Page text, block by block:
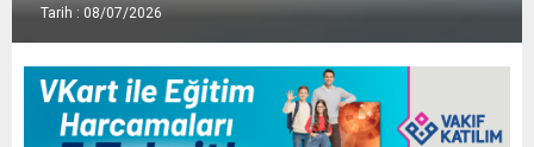
Tarih : 08/07/2026